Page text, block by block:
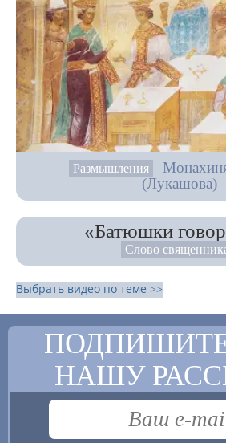
Размышления
(Лукашова)
«Батюшки
Слово
Выбрать видео по теме >>
НАШУ